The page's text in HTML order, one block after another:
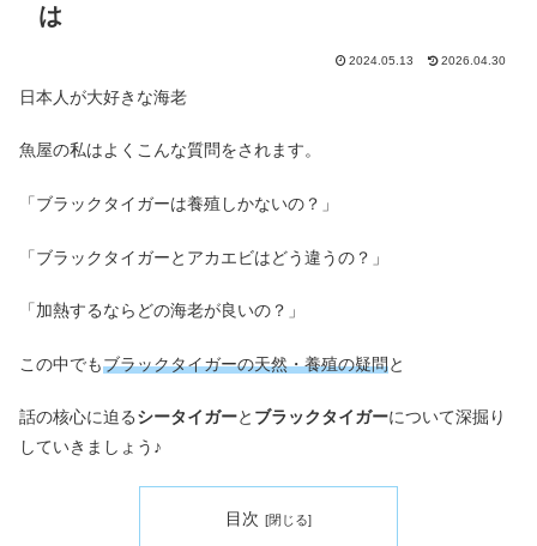
は
2024.05.13 2026.04.30
日本人が大好きな海老
魚屋の私はよくこんな質問をされます。
「ブラックタイガーは養殖しかないの？」
「ブラックタイガーとアカエビはどう違うの？」
「加熱するならどの海老が良いの？」
この中でもブラックタイガーの天然・養殖の疑問と
話の核心に迫るシータイガーと ブラックタイガーについて深掘り
していきましょう♪
目次